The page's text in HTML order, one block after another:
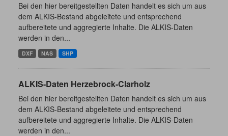
Bei den hier bereitgestellten Daten handelt es sich um aus
dem ALKIS-Bestand abgeleitete und entsprechend
aufbereitete und aggregierte Inhalte. Die ALKIS-Daten
werden in den...
DXF NAS SHP
ALKIS-Daten Herzebrock-Clarholz
Bei den hier bereitgestellten Daten handelt es sich um aus
dem ALKIS-Bestand abgeleitete und entsprechend
aufbereitete und aggregierte Inhalte. Die ALKIS-Daten
werden in den...